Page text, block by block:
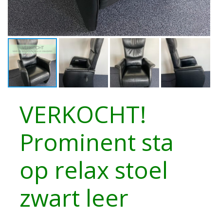
VERKOCHT!
Prominent sta
op relax stoel
zwart leer